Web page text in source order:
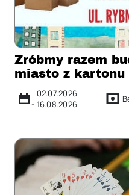
Zróbmy razem
miasto z kartonu
02.07.2026
- 16.08.2026